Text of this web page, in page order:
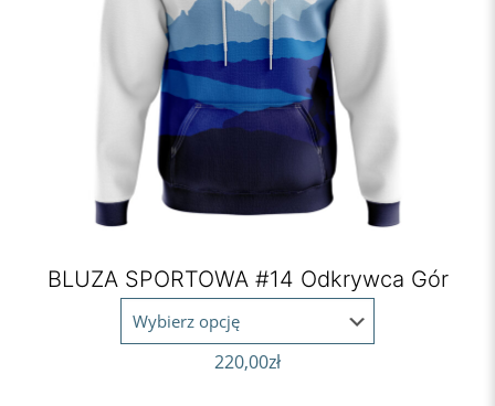
BLUZA SPORTOWA #14 Odkrywca Gór
220,00zł